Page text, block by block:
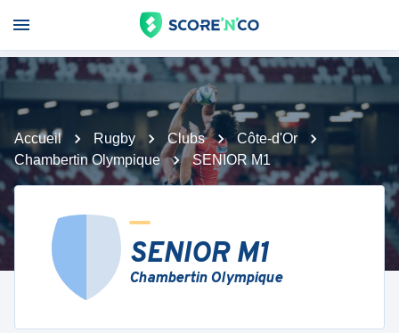
Accueil Rugby Clubs
Côte-d'Or
Chambertin Olympique
SENIOR M1
SENIOR M1
Chambertin Olympique